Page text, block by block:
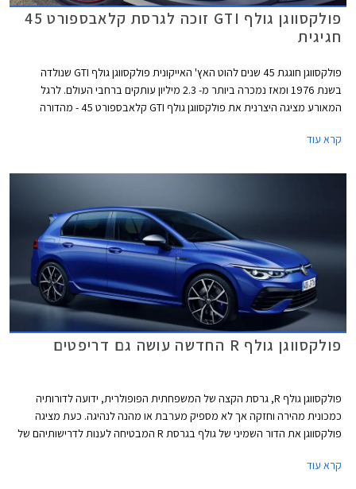
פולקסווגן גולף GTI זוכה לגרסת קלאבספורט 45
חגיגית
פולקסווגן חוגגת 45 שנים להוט האץ' האייקונית פולקסווגן גולף GTI שנולדה
בשנת 1976 ומאז נמכרה ביותר מ- 2.3 מיליון עותקים ברחבי העולם. לרגל
המאורע מציגה היצרנית את פולקסווגן גולף GTI קלאבספורט 45 - מהדורה
אדום, ספוילר אחורי מוגדל, מראות בצבע שחור מבריק, ומדבקות מעוצבות
קרא עוד
פולקסווגן גולף R החדשה עושה גם דריפטים
פולקסווגן גולף R, גרסת הקצה של המשפחתית הפופולרית, ידועה לדורותיה
כמכונית מהירה וחזקה אך לא מספיק מערבת או מהנה לנהיגה. כעת מציגה
פולקסווגן את הדור השמיני של גולף בגרסת R המבטיחה לענות לדרישותיהם של
קרא עוד